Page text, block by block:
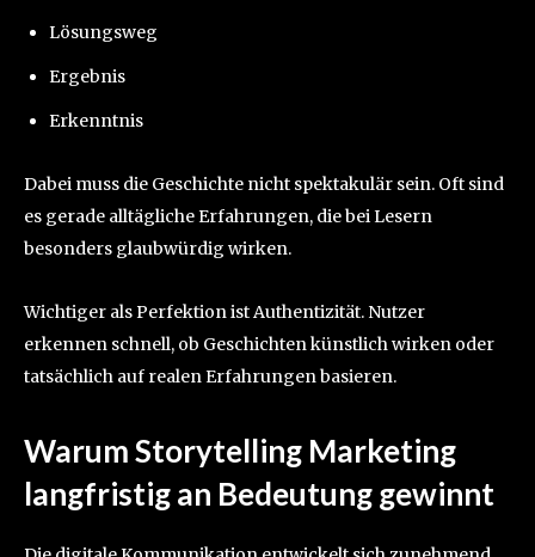
Lösungsweg
Ergebnis
Erkenntnis
Dabei muss die Geschichte nicht spektakulär sein. Oft sind
es gerade alltägliche Erfahrungen, die bei Lesern
besonders glaubwürdig wirken.
Wichtiger als Perfektion ist Authentizität. Nutzer
erkennen schnell, ob Geschichten künstlich wirken oder
tatsächlich auf realen Erfahrungen basieren.
Warum Storytelling Marketing
langfristig an Bedeutung gewinnt